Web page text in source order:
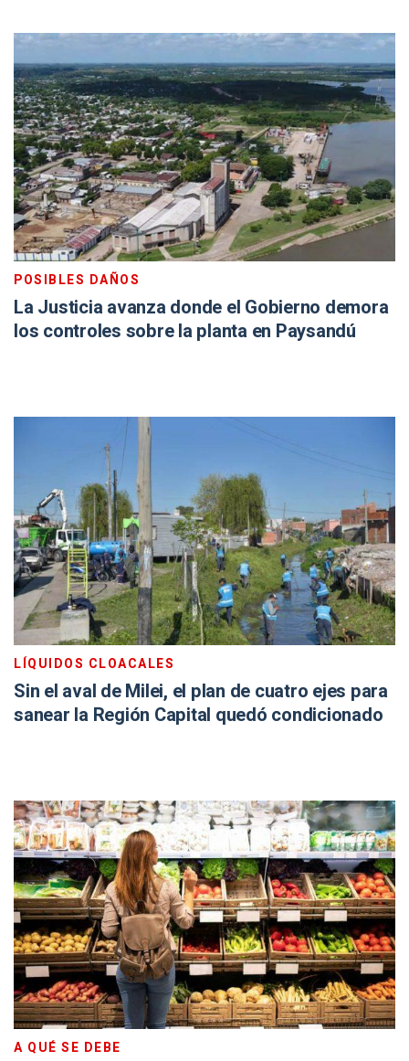
POSIBLES DAÑOS
La Justicia avanza donde el Gobierno demora
los controles sobre la planta en Paysandú
LÍQUIDOS CLOACALES
Sin el aval de Milei, el plan de cuatro ejes para
sanear la Región Capital quedó condicionado
A QUÉ SE DEBE